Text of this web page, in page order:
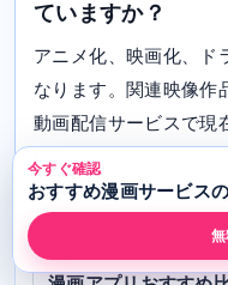
ていますか？
アニメ化、映画化、ド
なります。関連映像作
動画配信サービスで現
今すぐ確認
おすすめ漫画サービス